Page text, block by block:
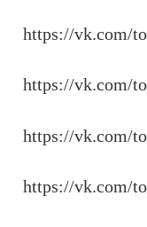
https://vk.com/
https://vk.com/
https://vk.com/
https://vk.com/